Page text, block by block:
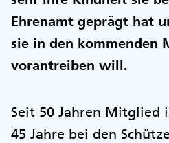
Ehrenamt geprägt hat
sie in den kommenden
vorantreiben will.
Seit 50 Jahren Mitglied
45 Jahre bei den